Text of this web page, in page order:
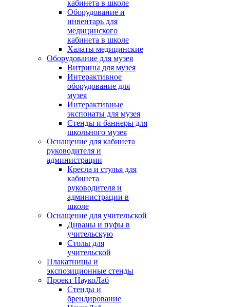
кабинета в школе
Оборудование и
инвентарь для
медицинского
кабинета в школе
Халаты медицинские
Оборудование для музея
Витрины для музея
Интерактивное
оборудование для
музея
Интерактивные
экспонаты для музея
Стенды и баннеры для
школьного музея
Оснащение для кабинета
руководителя и
администрации
Кресла и стулья для
кабинета
руководителя и
администрации в
школе
Оснащение для учительской
Диваны и пуфы в
учительскую
Столы для
учительской
Плакатницы и
экспозиционные стенды
Проект НаукоЛаб
Стенды и
брендирование